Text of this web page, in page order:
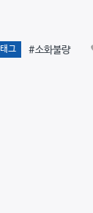
태그 #소화불량